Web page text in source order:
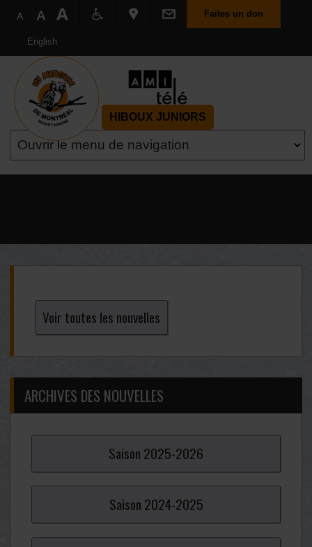
Faites un don
English
HIBOUX JUNIORS
Voir toutes les nouvelles
ARCHIVES DES NOUVELLES
Saison 2025-2026
Saison 2024-2025